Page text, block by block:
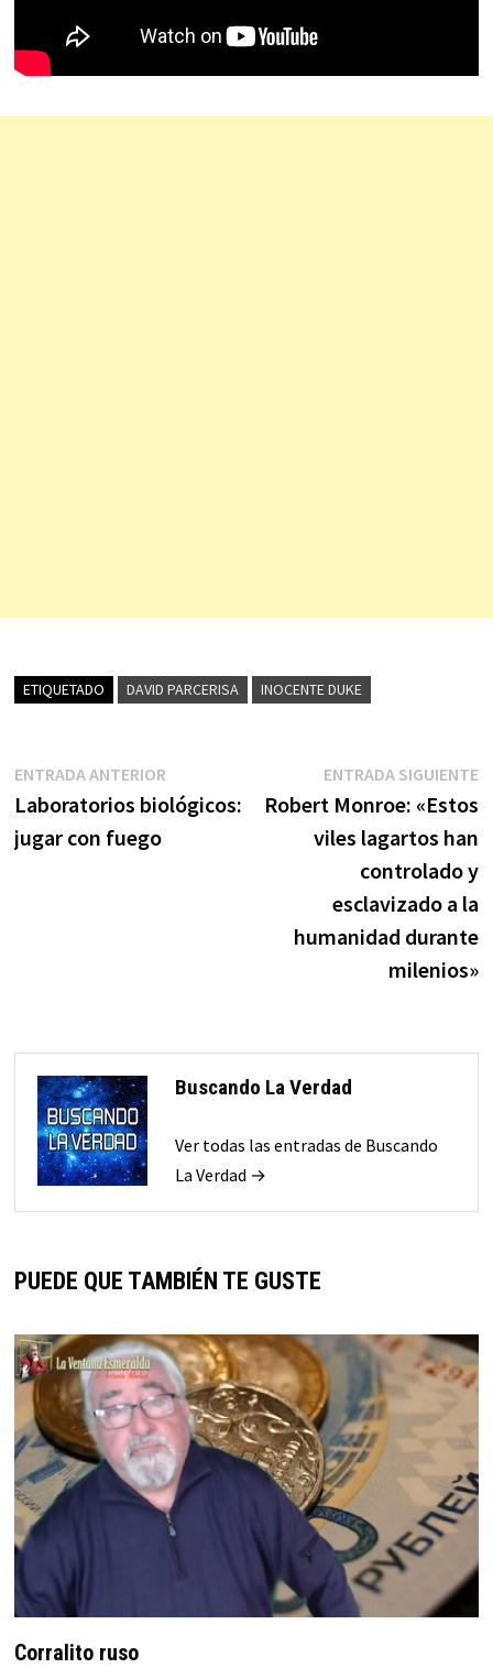
ETIQUETADO DAVID PARCERISA INOCENTE DUKE
Navegación
de
entradas
ENTRADA ANTERIOREntrada
anterior:
Laboratorios biológicos:
jugar con fuego
ENTRADA SIGUIENTE
Robert Monroe: «Estos
viles lagartos han
controlado y
esclavizado a la
humanidad durante
milenios»
Buscando La Verdad
Ver todas las entradas de Buscando
La Verdad →
PUEDE QUE TAMBIÉN TE GUSTE
Corralito ruso